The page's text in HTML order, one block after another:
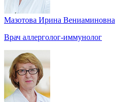
Мазотова Ирина Вениаминовна
Врач аллерголог-иммунолог